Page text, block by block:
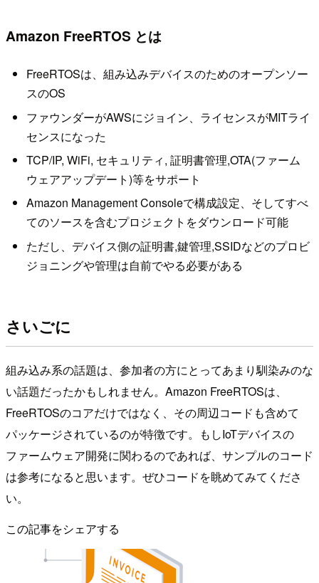
Amazon FreeRTOS とは
FreeRTOSは、組み込みデバイスのためのオープンソー
スのOS
ファウンダーがAWSにジョイン、ライセンスがMITライ
センスになった
TCP/IP, WiFi, セキュリティ, 証明書管理,OTA(ファーム
ウェアアップデート)等をサポート
Amazon Management Consoleで構成設定、そしてすべ
てのソースを含むプロジェクトをダウンロード可能
ただし、デバイス側の証明書,鍵管理,SSIDなどのプロビ
ジョニングや管理は自前でやる必要がある
さいごに
組み込み系の話題は、参加者の方にとってあまり馴染みのな
い話題だったかもしれません。Amazon FreeRTOSは、
FreeRTOSのコアだけではなく、その周辺コードも含めて
パッケージされているのが特徴です。もしIoTデバイスの
ファームウェア開発に関わるのであれば、サンプルのコード
は参考になると思います。ぜひコードを眺めてみてくださ
い。
この記事をシェアする